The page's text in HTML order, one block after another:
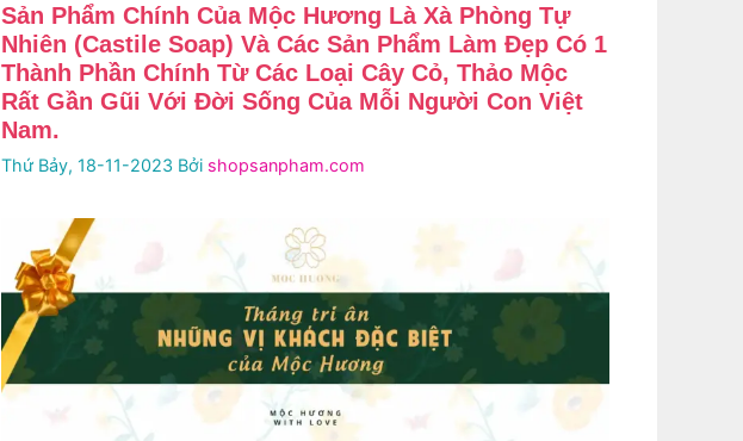
Sản Phẩm Chính Của Mộc Hương Là Xà Phòng Tự
Nhiên (Castile Soap) Và Các Sản Phẩm Làm Đẹp Có 1
Thành Phần Chính Từ Các Loại Cây Cỏ, Thảo Mộc
Rất Gần Gũi Với Đời Sống Của Mỗi Người Con Việt
Nam.
Thứ Bảy, 18-11-2023 Bởi shopsanpham.com